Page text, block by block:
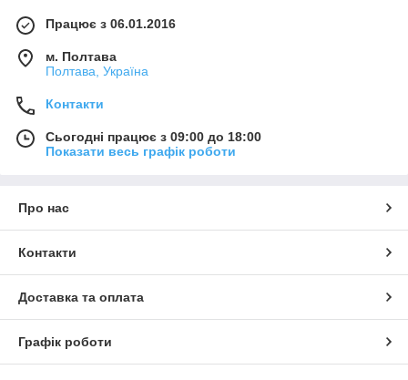
Працює з 06.01.2016
м. Полтава
Полтава, Україна
Контакти
Сьогодні працює з 09:00 до 18:00
Показати весь графік роботи
Про нас
Контакти
Доставка та оплата
Графік роботи